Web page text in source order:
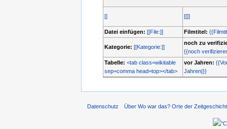
[] [[]]
Datei einfügen: [[File:]] Filmtitel:
Kategorie: [[Kategorie:]]
noch zu
{{noch
Tabelle: <tab class=wikitable
sep=comma head=top></tab>
vor Jahren:
Jahren|}}
Datenschutz Über Wo war das? Orte der